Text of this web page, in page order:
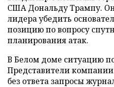
США Дональду Трампу.
лидера убедить
позицию по вопросу
планирования атак.
В Белом доме ситуацию
Представители компании
без ответа запросы